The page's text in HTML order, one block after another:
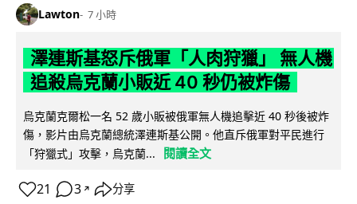
Lawton 7 小時
澤連斯基怒斥俄軍「人肉狩獵」 無人機
追殺烏克蘭小販近 40 秒仍被炸傷
烏克蘭克爾松一名 52 歲小販被俄軍無人機追擊近 40 秒後被炸
傷，影片由烏克蘭總統澤連斯基公開。他直斥俄軍對平民進行
「狩獵式」攻擊，烏克蘭...
閱讀全文
21 3 ↗ 分享